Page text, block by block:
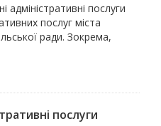
адміністративні послуги
послуг міста
ради. Зокрема,
послуги